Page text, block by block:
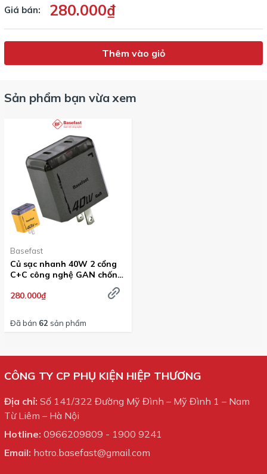
Giá bán: 280.000₫
Thêm vào giỏ
Sản phẩm bạn vừa xem
Basefast
Củ sạc nhanh 40W 2 cổng
C+C công nghệ GAN chống
G40
280.000₫
Đã bán 62 sản phẩm
CÔNG TY CP PHỤ KIỆN HIỆP THƯƠNG
Địa chỉ: Số 141/322 Đường Mỹ Đình – Mỹ Đình 1 – Nam
Từ Liêm – Hà Nội
Hotline: 0966209809 - 1900 9241
Email: hotro.basefast@gmail.com